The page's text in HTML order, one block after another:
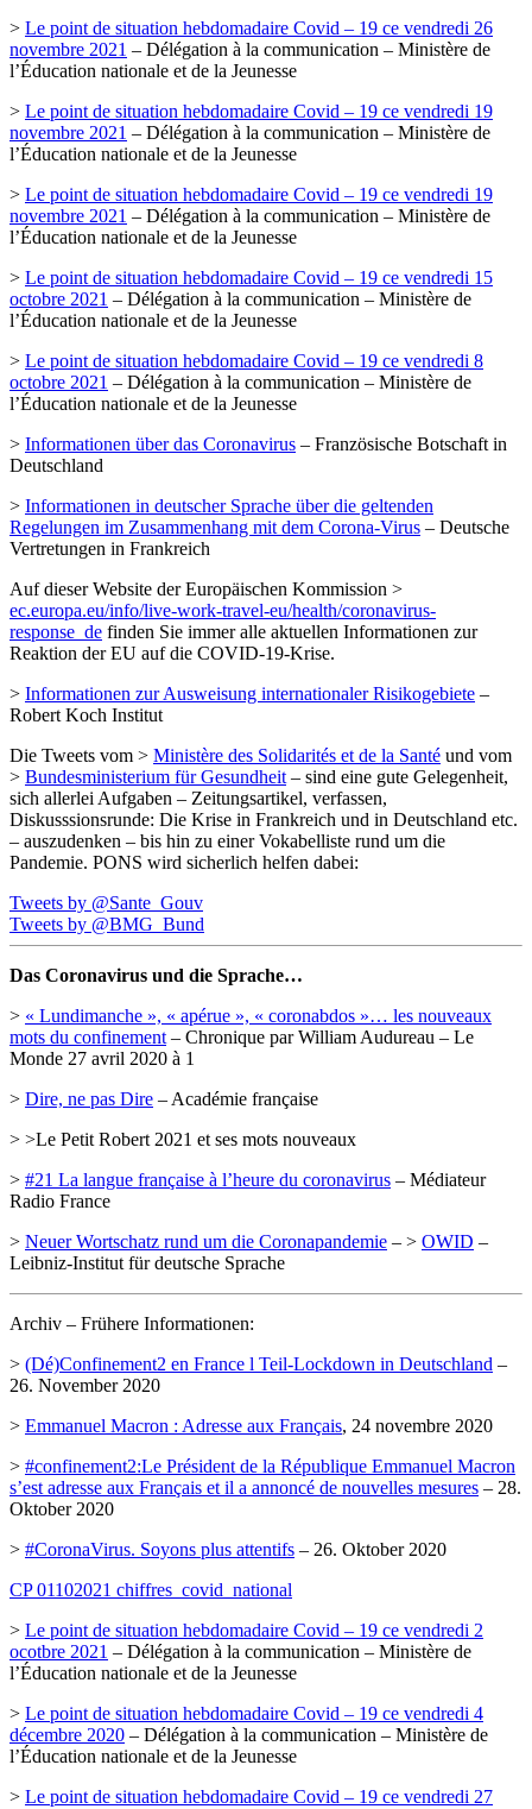
> Le point de situation hebdomadaire Covid – 19 ce vendredi 26
novembre 2021 – Délégation à la communication – Ministère de
l’Éducation nationale et de la Jeunesse
> Le point de situation hebdomadaire Covid – 19 ce vendredi 19
novembre 2021 – Délégation à la communication – Ministère de
l’Éducation nationale et de la Jeunesse
> Le point de situation hebdomadaire Covid – 19 ce vendredi 19
novembre 2021 – Délégation à la communication – Ministère de
l’Éducation nationale et de la Jeunesse
> Le point de situation hebdomadaire Covid – 19 ce vendredi 15
octobre 2021 – Délégation à la communication – Ministère de
l’Éducation nationale et de la Jeunesse
> Le point de situation hebdomadaire Covid – 19 ce vendredi 8
octobre 2021 – Délégation à la communication – Ministère de
l’Éducation nationale et de la Jeunesse
> Informationen über das Coronavirus – Französische Botschaft in
Deutschland
> Informationen in deutscher Sprache über die geltenden
Regelungen im Zusammenhang mit dem Corona-Virus – Deutsche
Vertretungen in Frankreich
Auf dieser Website der Europäischen Kommission >
ec.europa.eu/info/live-work-travel-eu/health/coronavirus-
response_de finden Sie immer alle aktuellen Informationen zur
Reaktion der EU auf die COVID-19-Krise.
> Informationen zur Ausweisung internationaler Risikogebiete –
Robert Koch Institut
Die Tweets vom > Ministère des Solidarités et de la Santé und vom
> Bundesministerium für Gesundheit– sind eine gute Gelegenheit,
sich allerlei Aufgaben – Zeitungsartikel, verfassen,
Diskusssionsrunde: Die Krise in Frankreich und in Deutschland etc.
– auszudenken – bis hin zu einer Vokabelliste rund um die
Pandemie. PONS wird sicherlich helfen dabei:
Tweets by @Sante_Gouv
Tweets by @BMG_Bund
Das Coronavirus und die Sprache…
> « Lundimanche », « apérue », « coronabdos »… les nouveaux
mots du confinement– Chronique par William Audureau – Le
Monde 27 avril 2020 à 1
> Dire, ne pas Dire – Académie française
> >Le Petit Robert 2021 et ses mots nouveaux
> #21 La langue française à l’heure du coronavirus – Médiateur
Radio France
> Neuer Wortschatz rund um die Coronapandemie – > OWID –
Leibniz-Institut für deutsche Sprache
Archiv – Frühere Informationen:
> (Dé)Confinement2 en France l Teil-Lockdown in Deutschland –
26. November 2020
> Emmanuel Macron : Adresse aux Français, 24 novembre 2020
> #confinement2:Le Président de la République Emmanuel Macron
s’est adresse aux Français et il a annoncé de nouvelles mesures – 28.
Oktober 2020
> #CoronaVirus. Soyons plus attentifs – 26. Oktober 2020
CP 01102021 chiffres_covid_national
> Le point de situation hebdomadaire Covid – 19 ce vendredi 2
ocotbre 2021 – Délégation à la communication – Ministère de
l’Éducation nationale et de la Jeunesse
> Le point de situation hebdomadaire Covid – 19 ce vendredi 4
décembre 2020 – Délégation à la communication – Ministère de
l’Éducation nationale et de la Jeunesse
> Le point de situation hebdomadaire Covid – 19 ce vendredi 27